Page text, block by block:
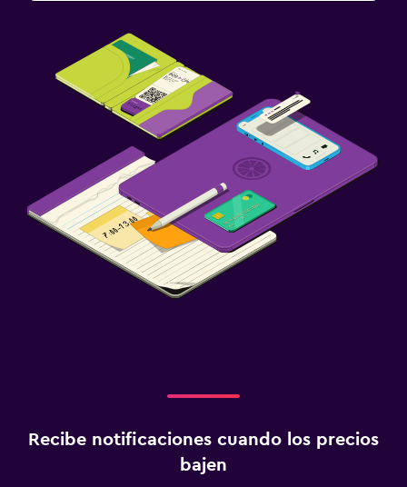
Recibe notificaciones cuando los precios
bajen